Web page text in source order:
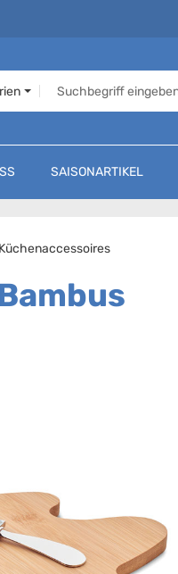
SAISONARTIKEL
Küchenaccessoires